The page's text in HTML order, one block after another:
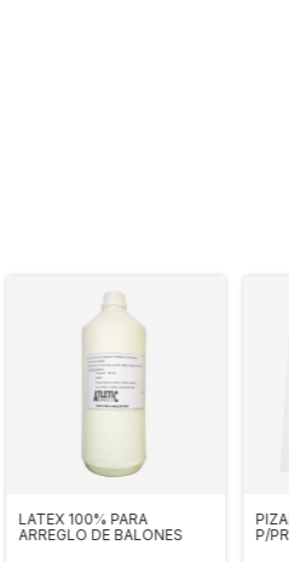
LATEX 100% PARA
ARREGLO DE BALONES
P/